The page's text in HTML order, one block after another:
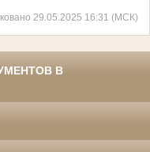
29.05.2025 16:31 (МСК)
В